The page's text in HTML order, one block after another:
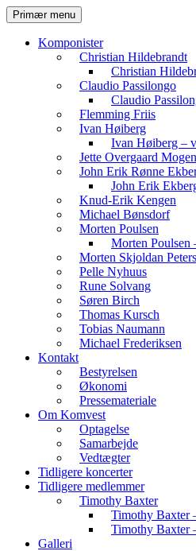
Hop
til
indhold
Komvest
SøgPrimær menu
Komponister
Christian Hildebrandt
Christian
Claudio Passilongo
Claudio
Flemming Friis
Ivan Høiberg
Ivan Høiberg –
Jette Overgaard
John Erik Rønne
John Erik
Knud-Erik Kengen
Michael Bønsdorf
Morten Poulsen
Morten Poulsen
Morten Skjoldan
Pelle Nyhuus
Rune Solvang
Søren Birch
Thomas Kursch
Tobias Naumann
Michael Frederiksen
Kontakt
Bestyrelsen
Økonomi
Pressemateriale
Om Komvest
Optagelse
Samarbejde
Vedtægter
Tidligere koncerter
Tidligere medlemmer
Timothy Baxter
Timothy Baxter
Timothy Baxter
Galleri